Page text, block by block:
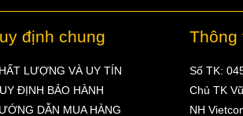
định chung
LƯỢNG VÀ UY TÍN
ĐỊNH BẢO HÀNH
DẪN MUA HÀNG
Thông
Số TK:
Chủ TK
NH